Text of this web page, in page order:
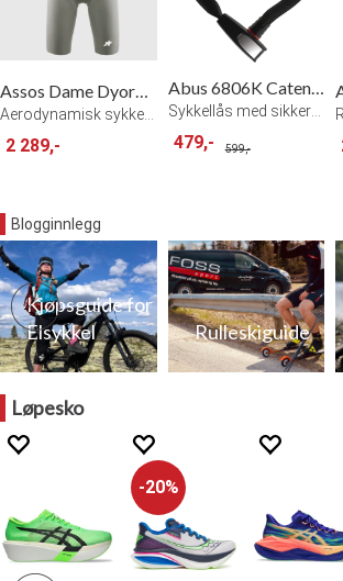
Assos Dame Dyora R Bib Shorts S11
2 289,-
Abus 6806K Catena Kjettinglås 85 Black
Sykkellås med sikkerhetsnivå 6
479,- 599,-
Blogginnlegg
Kjøpsguide for
Elsykkel
Rulleskiguide
Løpesko
20%